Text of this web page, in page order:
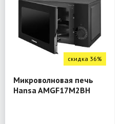
скидка 36%
Микроволновая печь
Hansa AMGF17M2BH